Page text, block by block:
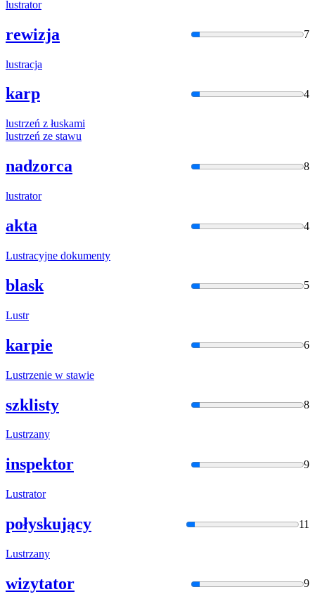
lustrator
rewizja 7
lustracja
karp 4
lustrzeń z łuskami
lustrzeń ze stawu
nadzorca 8
lustrator
akta 4
Lustracyjne dokumenty
blask 5
Lustr
karpie 6
Lustrzenie w stawie
szklisty 8
Lustrzany
inspektor 9
Lustrator
połyskujący 11
Lustrzany
wizytator 9